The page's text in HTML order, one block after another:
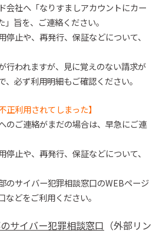
会社へ「なりすましアカウントにカー
」旨を、ご連絡ください。
停止や、再発行、保証などについて、
行われますが、見に覚えのない請求が
、必ず利用明細もご確認ください。
正利用されてしまった】
のご連絡がまだの場合は、早急にご連
停止や、再発行、保証などについて、
のサイバー犯罪相談窓口のWEBページ
などをご利用ください。
サイバー犯罪相談窓口 （外部リン